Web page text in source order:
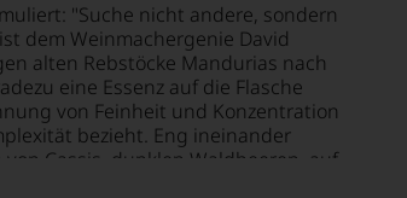
"Suche nicht andere, sondern
dem Weinmachergenie David
alten Rebstöcke Mandurias nach
eine Essenz auf die Flasche
von Feinheit und Konzentration
bezieht. Eng ineinander
Cassis, dunklen Waldbeeren, auf
und Datteln, umhüllt von einem